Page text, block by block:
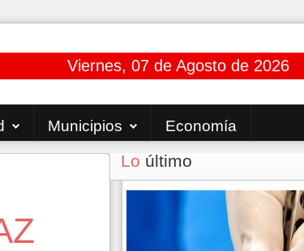
Viernes, 07 de Agosto de 2026
Municipios Economía
Lo último